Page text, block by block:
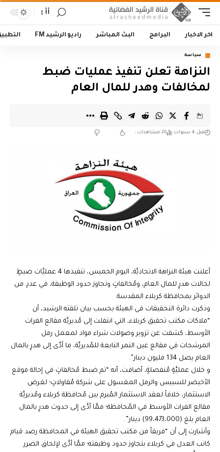
أأ
اخر الاخبار البرامج البث المباشر راديو الرشيد FM
سياسة
النزاهة تعلن تنفيذ عمليات ضبط
لمخالفات وهدر للمال العام
قبل 4 سنوات 20 مشاهدات
أعلنت هيئة النزاهة الاتحاديَّة، اليوم الخميس، تنفيذها 4 عمليَّات ضبطٍ
لحالات هدرٍ للمال العام، ومُخالفاتٍ وتجاوز حدود الوظيفة، في عددٍ من
الدوائر بمحافظة كربلاء المقدسة.
وذكرت دائرة التحقيقات في الهيئة بحسب بيان تلقته الرشيد، أن
“ملاكات مكتب تحقيق كربلاء، التي انتقلت إلى مُديريَّة مقالع الفرات
الأوسط، كشفت عن تزوير وصولات شراء مواد لمعمل رمل
المرشحات في مقالع عين التمر التابعة للمُديريَّة، ما أدَّى إلى هدرٍ بالمال
العام يصل 134 مليون دينار”.
و خلال عمليَّةٍ مُنفصلةٍ، أضافت، أنه “تم ضبط مُخالفاتٍ في إحالة موقع
الأخيضر للسبيس والرمل المغسول على شركة مُقاولاتٍ؛ لغرض
الاستثمار، خلافاً لعقد الاستثمار المُبرم بين مُحافظة كربلاء ومُديريَّة
مقالع الفرات الأوسط في المُحافظة؛ ممَّا أدَّى إلى حدوث هدرٍ بالمال
العام بلغ (99،473،000) دينار”.
وأشارت إلى أن “فريقاً من مكتب تحقيق الهيئة في المحافظة رصد قيام
كاتب العدل في كربلاء بتجاوز حدود وظيفته؛ ممَّا أدَّى لإلحاق الضرر